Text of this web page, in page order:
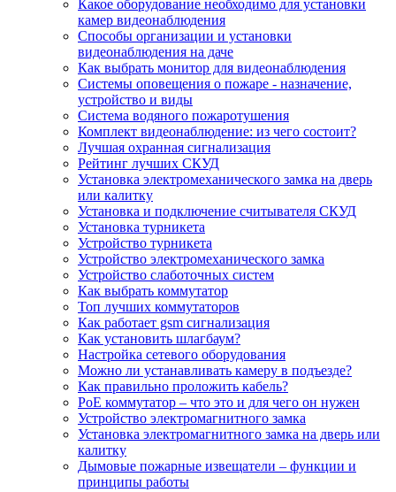
Какое оборудование необходимо для установки
камер видеонаблюдения
Способы организации и установки
видеонаблюдения на даче
Как выбрать монитор для видеонаблюдения
Системы оповещения о пожаре - назначение,
устройство и виды
Система водяного пожаротушения
Комплект видеонаблюдение: из чего состоит?
Лучшая охранная сигнализация
Рейтинг лучших СКУД
Установка электромеханического замка на дверь
или калитку
Установка и подключение считывателя СКУД
Установка турникета
Устройство турникета
Устройство электромеханического замка
Устройство слаботочных систем
Как выбрать коммутатор
Топ лучших коммутаторов
Как работает gsm сигнализация
Как установить шлагбаум?
Настройка сетевого оборудования
Можно ли устанавливать камеру в подъезде?
Как правильно проложить кабель?
PoE коммутатор – что это и для чего он нужен
Устройство электромагнитного замка
Установка электромагнитного замка на дверь или
калитку
Дымовые пожарные извещатели – функции и
принципы работы